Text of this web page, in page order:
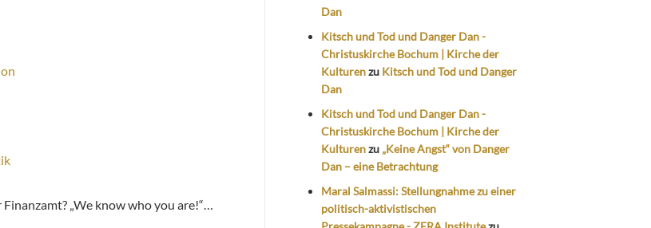
„We know who you are!“…
Dan
Kitsch und Tod und Danger Dan -
Christuskirche Bochum | Kirche der
Kulturenzu Kitsch und Tod und Danger
Dan
Kitsch und Tod und Danger Dan -
Christuskirche Bochum | Kirche der
Kulturenzu „Keine Angst“ von Danger
Dan – eine Betrachtung
Maral Salmassi: Stellungnahme zu einer
politisch-aktivistischen